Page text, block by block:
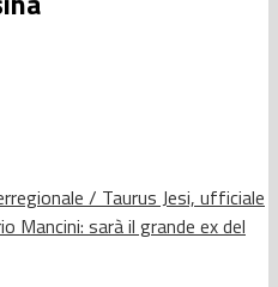
/ Taurus Jesi, ufficiale
Mancini: sarà il grande ex del